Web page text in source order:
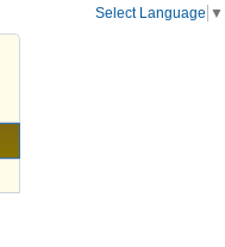
Select Language ▼